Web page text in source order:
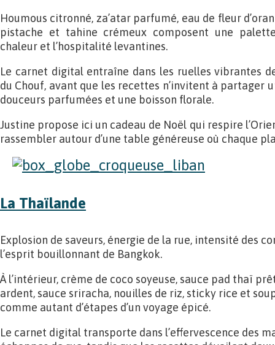
Houmous citronné, za’atar parfumé, eau de fleur
pistache et tahine crémeux composent une
chaleur et l’hospitalité levantines.
Le carnet digital entraîne dans les ruelles vibrantes
du Chouf, avant que les recettes n’invitent à partager
douceurs parfumées et une boisson florale.
Justine propose ici un cadeau de Noël qui respire
rassembler autour d’une table généreuse où chaque
La Thaïlande
Explosion de saveurs, énergie de la rue, intensité des
l’esprit bouillonnant de Bangkok.
À l’intérieur, crème de coco soyeuse, sauce pad thaï
ardent, sauce sriracha, nouilles de riz, sticky rice et
comme autant d’étapes d’un voyage épicé.
Le carnet digital transporte dans l’effervescence des